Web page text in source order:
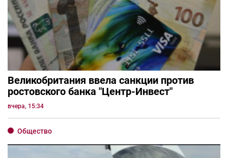
Великобритания ввела санкции против
ростовского банка "Центр-Инвест"
вчера, 15:34
Общество